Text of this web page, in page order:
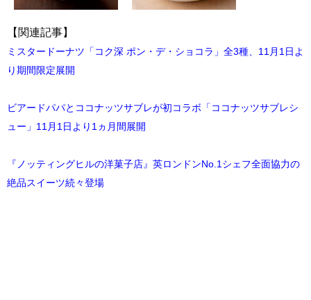
【関連記事】
ミスタードーナツ「コク深 ポン・デ・ショコラ」全3種、11月1日よ
り期間限定展開
ビアードパパとココナッツサブレが初コラボ「ココナッツサブレシ
ュー」11月1日より1ヵ月間展開
『ノッティングヒルの洋菓子店』英ロンドンNo.1シェフ全面協力の
絶品スイーツ続々登場